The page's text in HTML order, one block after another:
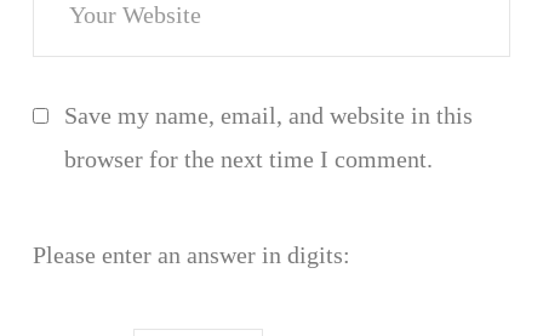
Save my name, email, and website in this
browser for the next time I comment.
Please enter an answer in digits: